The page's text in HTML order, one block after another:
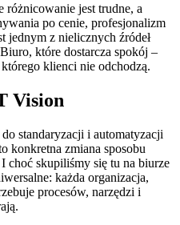
różnicowanie jest trudne, a
po cenie, profesjonalizm
jednym z nielicznych źródeł
które dostarcza spokój –
klienci nie odchodzą.
Vision
standaryzacji i automatyzacji
konkretna zmiana sposobu
choć skupiliśmy się tu na biurze
każda organizacja,
procesów, narzędzi i